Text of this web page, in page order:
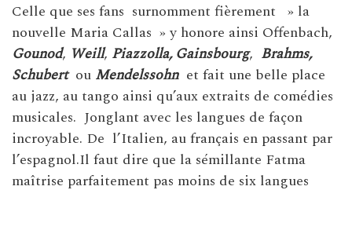
Celle que ses fans surnomment fièrement » la
nouvelle Maria Callas » y honore ainsi Offenbach,
Gounod, Weill, Piazzolla, Gainsbourg, Brahms,
Schubertou Mendelssohnet fait une belle place
au jazz, au tango ainsi qu’aux extraits de comédies
musicales. Jonglant avec les langues de façon
incroyable. De l’Italien, au français en passant par
l’espagnol.Il faut dire que la sémillante Fatma
maîtrise parfaitement pas moins de six langues